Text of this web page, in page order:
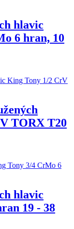
hlavic
6 hran, 10
TORX T20
hlavic
19 - 38